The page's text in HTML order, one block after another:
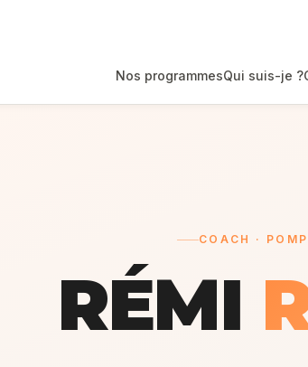
Nos programmesQui suis-je ?
COACH ·
RÉMI